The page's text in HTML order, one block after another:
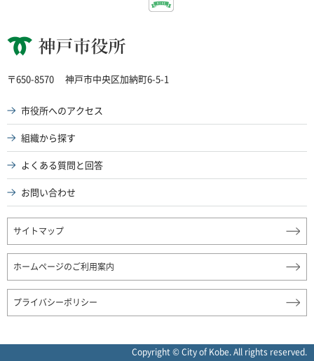
神戸市役所
〒650-8570 神戸市中央区加納町6-5-1
市役所へのアクセス
組織から探す
よくある質問と回答
お問い合わせ
サイトマップ
ホームページのご利用案内
プライバシーポリシー
Copyright © City of Kobe. All rights reserved.